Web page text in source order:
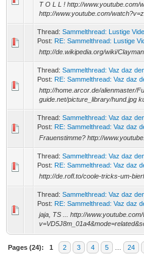
T O L L ! http://www.youtube.com/
http://www.youtube.com/
Thread: Sammelthread: Lustige
Post: RE: Sammelthread: Lustige
http://de.wikipedia.org/wiki/
Thread: Sammelthread: Vaz daz
Post: RE: Sammelthread: Vaz daz
http://home.arcor.de/alienmaster/
guide.net/picture_library/hund.jpg
Thread: Sammelthread: Vaz daz
Post: RE: Sammelthread: Vaz daz
Frauenstimme? http://
Thread: Sammelthread: Vaz daz
Post: RE: Sammelthread: Vaz daz
http://de.rofl.to/coole-tricks-um-
Thread: Sammelthread: Vaz daz
Post: RE: Sammelthread: Vaz daz
jaja, TS ... http://
Pages (24): 1 2 3 4 5 24